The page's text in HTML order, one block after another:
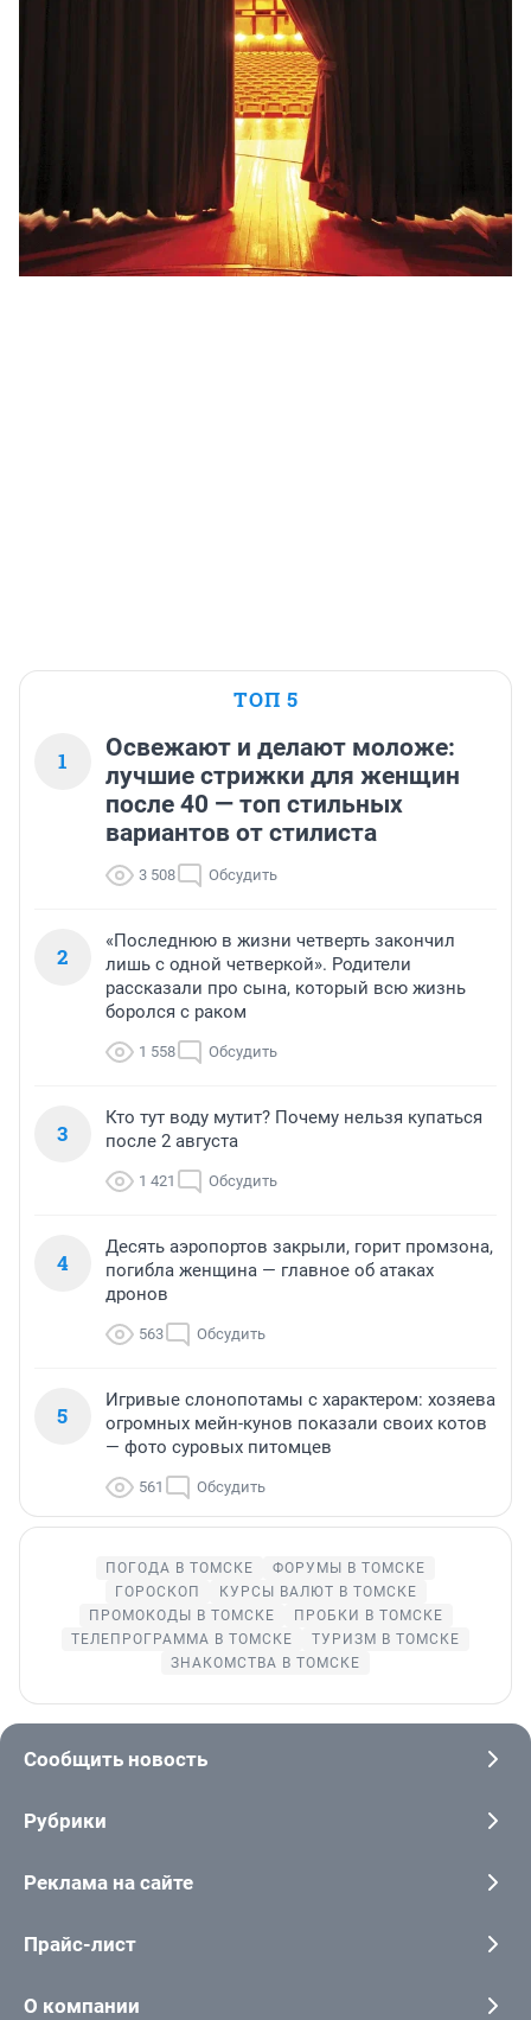
ТОП 5
1
Освежают и делают моложе:
лучшие стрижки для женщин
после 40 — топ стильных
вариантов от стилиста
3 508 Обсудить
2
«Последнюю в жизни четверть закончил
лишь с одной четверкой». Родители
рассказали про сына, который всю жизнь
боролся с раком
1 558 Обсудить
3
Кто тут воду мутит? Почему нельзя купаться
после 2 августа
1 421 Обсудить
4
Десять аэропортов закрыли, горит промзона,
погибла женщина — главное об атаках
дронов
563 Обсудить
5
Игривые слонопотамы с характером: хозяева
огромных мейн-кунов показали своих котов
— фото суровых питомцев
561 Обсудить
ПОГОДА В ТОМСКЕ
ФОРУМЫ В ТОМСКЕ
ГОРОСКОП
КУРСЫ ВАЛЮТ В ТОМСКЕ
ПРОМОКОДЫ В ТОМСКЕ
ПРОБКИ В ТОМСКЕ
ТЕЛЕПРОГРАММА В ТОМСКЕ
ТУРИЗМ В ТОМСКЕ
ЗНАКОМСТВА В ТОМСКЕ
Сообщить новость
Рубрики
Реклама на сайте
Прайс-лист
О компании